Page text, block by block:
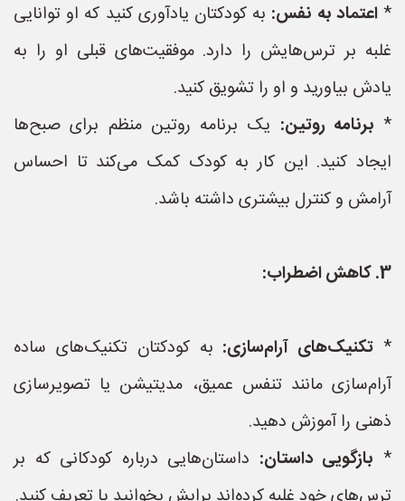
*اعتماد به نفس: به کودکتان یادآوری کنید که او توانایی
غلبه بر ترس‌هایش را دارد. موفقیت‌های قبلی او را به
یادش بیاورید و او را تشویق کنید.
* برنامه روتین: یک برنامه روتین منظم برای صبح‌ها
ایجاد کنید. این کار به کودک کمک می‌کند تا احساس
آرامش و کنترل بیشتری داشته باشد.
3. کاهش اضطراب:
* تکنیک‌های آرام‌سازی: به کودکتان تکنیک‌های ساده
آرام‌سازی مانند تنفس عمیق، مدیتیشن یا تصویرسازی
ذهنی را آموزش دهید.
* بازگویی داستان: داستان‌هایی درباره کودکانی که بر